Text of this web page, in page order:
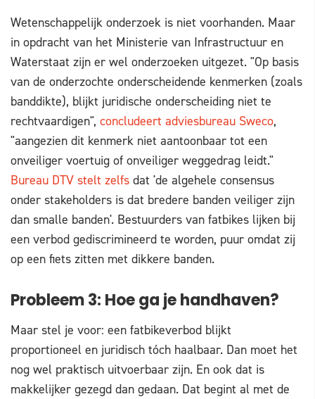
Wetenschappelijk onderzoek is niet voorhanden. Maar
in opdracht van het Ministerie van Infrastructuur en
Waterstaat zijn er wel onderzoeken uitgezet. "Op basis
van de onderzochte onderscheidende kenmerken (zoals
banddikte), blijkt juridische onderscheiding niet te
rechtvaardigen", concludeert adviesbureau Sweco,
"aangezien dit kenmerk niet aantoonbaar tot een
onveiliger voertuig of onveiliger weggedrag leidt."
Bureau DTV stelt zelfs dat 'de algehele consensus
onder stakeholders is dat bredere banden veiliger zijn
dan smalle banden'. Bestuurders van fatbikes lijken bij
een verbod gediscrimineerd te worden, puur omdat zij
op een fiets zitten met dikkere banden.
Probleem 3: Hoe ga je handhaven?
Maar stel je voor: een fatbikeverbod blijkt
proportioneel en juridisch tóch haalbaar. Dan moet het
nog wel praktisch uitvoerbaar zijn. En ook dat is
makkelijker gezegd dan gedaan. Dat begint al met de